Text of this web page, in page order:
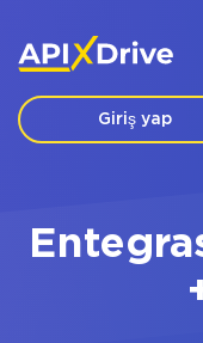
Giriş yap